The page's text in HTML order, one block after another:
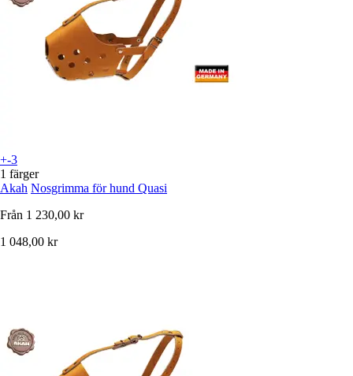
+-3
1 färger
Akah Nosgrimma för hund Quasi
Från 1 230,00 kr
1 048,00 kr